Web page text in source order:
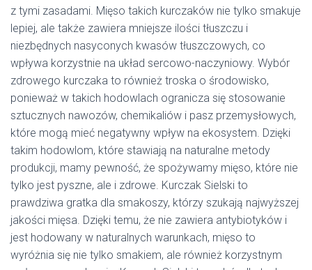
z tymi zasadami. Mięso takich kurczaków nie tylko smakuje
lepiej, ale także zawiera mniejsze ilości tłuszczu i
niezbędnych nasyconych kwasów tłuszczowych, co
wpływa korzystnie na układ sercowo-naczyniowy. Wybór
zdrowego kurczaka to również troska o środowisko,
ponieważ w takich hodowlach ogranicza się stosowanie
sztucznych nawozów, chemikaliów i pasz przemysłowych,
które mogą mieć negatywny wpływ na ekosystem. Dzięki
takim hodowlom, które stawiają na naturalne metody
produkcji, mamy pewność, że spożywamy mięso, które nie
tylko jest pyszne, ale i zdrowe. Kurczak Sielski to
prawdziwa gratka dla smakoszy, którzy szukają najwyższej
jakości mięsa. Dzięki temu, że nie zawiera antybiotyków i
jest hodowany w naturalnych warunkach, mięso to
wyróżnia się nie tylko smakiem, ale również korzystnym